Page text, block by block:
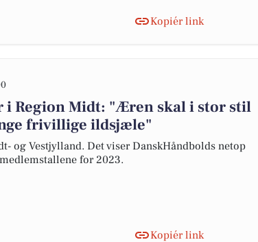
Kopiér link
i Region Midt: "Æren skal i stor stil
frivillige ildsjæle"
og Vestjylland. Det viser DanskHåndbolds netop
for 2023.
Kopiér link